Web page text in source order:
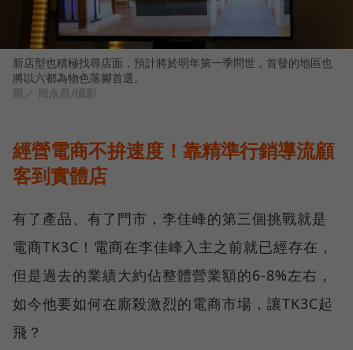
新店型也積極找尋店面，預計將於明年第一季問世，首發的地區也
將以六都為物色落腳首選。
圖／ 簡永昌/攝影
經營電商不拚速度！靠精準行銷導流顧
客到實體店
有了產品、有了門市，李佳峰的第三個挑戰就是
電商TK3C！電商在李佳峰入主之前就已經存在，
但是過去的業績大約佔整體營業額的6-8%左右，
如今他要如何在廝殺激烈的電商市場，讓TK3C起
飛？